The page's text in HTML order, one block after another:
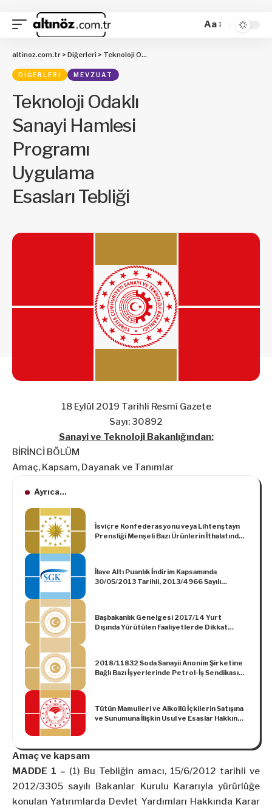
Aa
altinoz.com.tr > Diğerleri > Teknoloji Odaklı Sanayi Hamlesi Programı Uygulama Esasları Tebliği
DIĞERLERI MEVZUAT
Teknoloji Odaklı
Sanayi Hamlesi
Programı
Uygulama
Esasları Tebliği
18 Eylül 2019 Tarihli Resmî Gazete
Sayı: 30892
Sanayi ve Teknoloji Bakanlığından:
BİRİNCİ BÖLÜM
Amaç, Kapsam, Dayanak ve Tanımlar
Ayrıca...
İsviçre Konfederasyonu veya Lihtenştayn
Prensliği Menşeli Bazı Ürünlerin İthalatında
İlave Altı Puanlık İndirim Kapsamında
30/05/2013 Tarihli, 2013/4966 Sayılı
Uzatılmasına İlişkin Duyuru
Başbakanlık Genelgesi 2017/14 Yurt
Dışında Yürütülen Faaliyetlerde Dikkat
2018/11832 Soda Sanayii Anonim Şirketine
Bağlı Bazı İşyerlerinde Petrol-İş Sendikası
Tütün Mamulleri ve Alkollü İçkilerin Satışına
ve Sunumuna İlişkin Usul ve Esaslar Hakkında
Amaç ve kapsam
MADDE 1 – (1) Bu Tebliğin amacı, 15/6/2012 tarihli ve
2012/3305 sayılı Bakanlar Kurulu Kararıyla yürürlüğe
konulan Yatırımlarda Devlet Yardımları Hakkında Karar